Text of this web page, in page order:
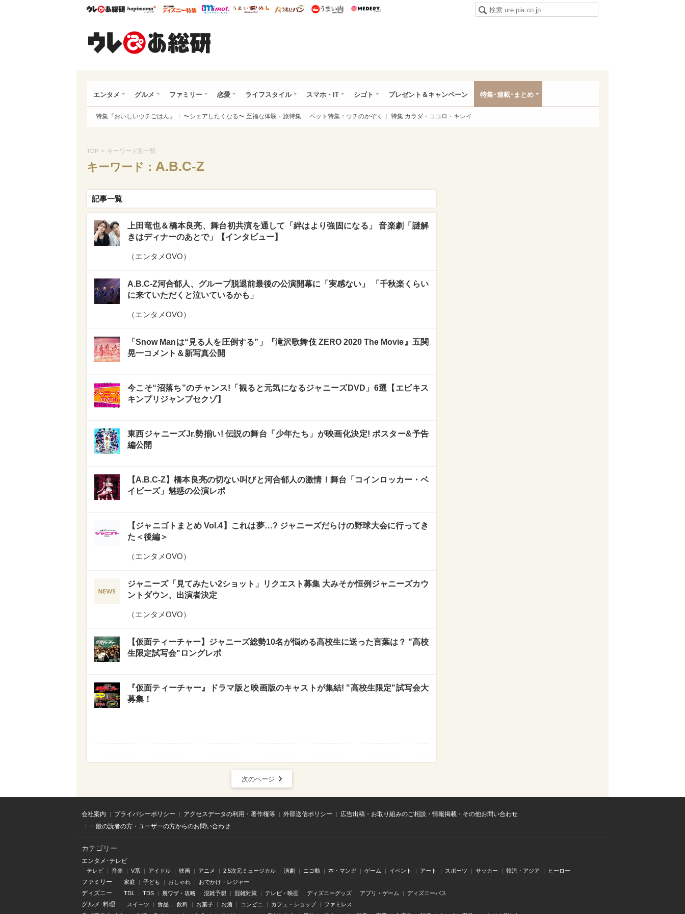
ウレぴあ総研ハピママ* ウレぴあ総研 ディズニー特集
mimot. うまいめし うまいパン うまい肉
エンタメ グルメ ファミリー 恋愛 ライフスタイル スマホ・IT シゴト プレゼント＆キャンペーン 特集･連載･まとめ
特集『おいしいウチごはん』 〜シェアしたくなる〜 至福な体験・旅特集 ペット特集：ウチのかぞく 特集 カラダ・ココロ・キレイ
TOP > キーワード別一覧
キーワード： A.B.C-Z
記事一覧
上田竜也＆橋本良亮、舞台初共演を通して「絆はより強固になる」 音楽劇「謎解
きはディナーのあとで」【インタビュー】
（エンタメOVO）
A.B.C-Z河合郁人、グループ脱退前最後の公演開幕に「実感ない」 「千秋楽くらい
に来ていただくと泣いているかも」
（エンタメOVO）
「Snow Manは“見る人を圧倒する”」『滝沢歌舞伎 ZERO 2020 The Movie』五関
晃一コメント＆新写真公開
今こそ“沼落ち”のチャンス!「観ると元気になるジャニーズDVD」6選【エビキス
キンプリジャンプセクゾ】
東西ジャニーズJr.勢揃い! 伝説の舞台「少年たち」が映画化決定! ポスター&予告
編公開
【A.B.C-Z】橋本良亮の切ない叫びと河合郁人の激情！舞台「コインロッカー・ベ
イビーズ」魅惑の公演レポ
【ジャニゴトまとめ Vol.4】これは夢…? ジャニーズだらけの野球大会に行ってき
た＜後編＞
（エンタメOVO）
ジャニーズ「見てみたい2ショット」リクエスト募集 大みそか恒例ジャニーズカウ
ントダウン、出演者決定
（エンタメOVO）
【仮面ティーチャー】ジャニーズ総勢10名が悩める高校生に送った言葉は？ "高校
生限定試写会"ロングレポ
『仮面ティーチャー』ドラマ版と映画版のキャストが集結! "高校生限定"試写会大
募集！
次のページ
会社案内 プライバシーポリシー アクセスデータの利用・著作権等 外部送信ポリシー
広告出稿・お取り組みのご相談・情報掲載・その他お問い合わせ
一般の読者の方・ユーザーの方からのお問い合わせ
カテゴリー
エンタメ･テレビ
テレビ 音楽 V系 アイドル 映画 アニメ 2.5次元ミュージカル 演劇 ニコ動 本・マンガ ゲーム イベント アート スポーツ サッカー 韓流・アジア ヒーロー
ファミリー 家庭 子ども おしゃれ おでかけ・レジャー
ディズニー TDL TDS 裏ワザ・攻略 混雑予想 混雑対策 テレビ・映画 ディズニーグッズ アプリ・ゲーム ディズニーパス
グルメ･料理 スイーツ 食品 飲料 お菓子 お酒 コンビニ カフェ・ショップ ファミレス